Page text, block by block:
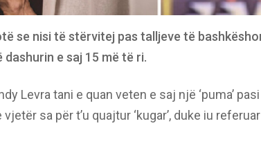
se nisi të stërvitej pas talljeve të
e saj 15 më të ri.
Levra tani e quan veten e saj një ‘puma’
sa për t’u quajtur ‘kugar’, duke iu